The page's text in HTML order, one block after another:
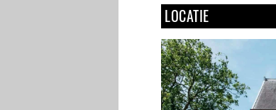
LOCATIE